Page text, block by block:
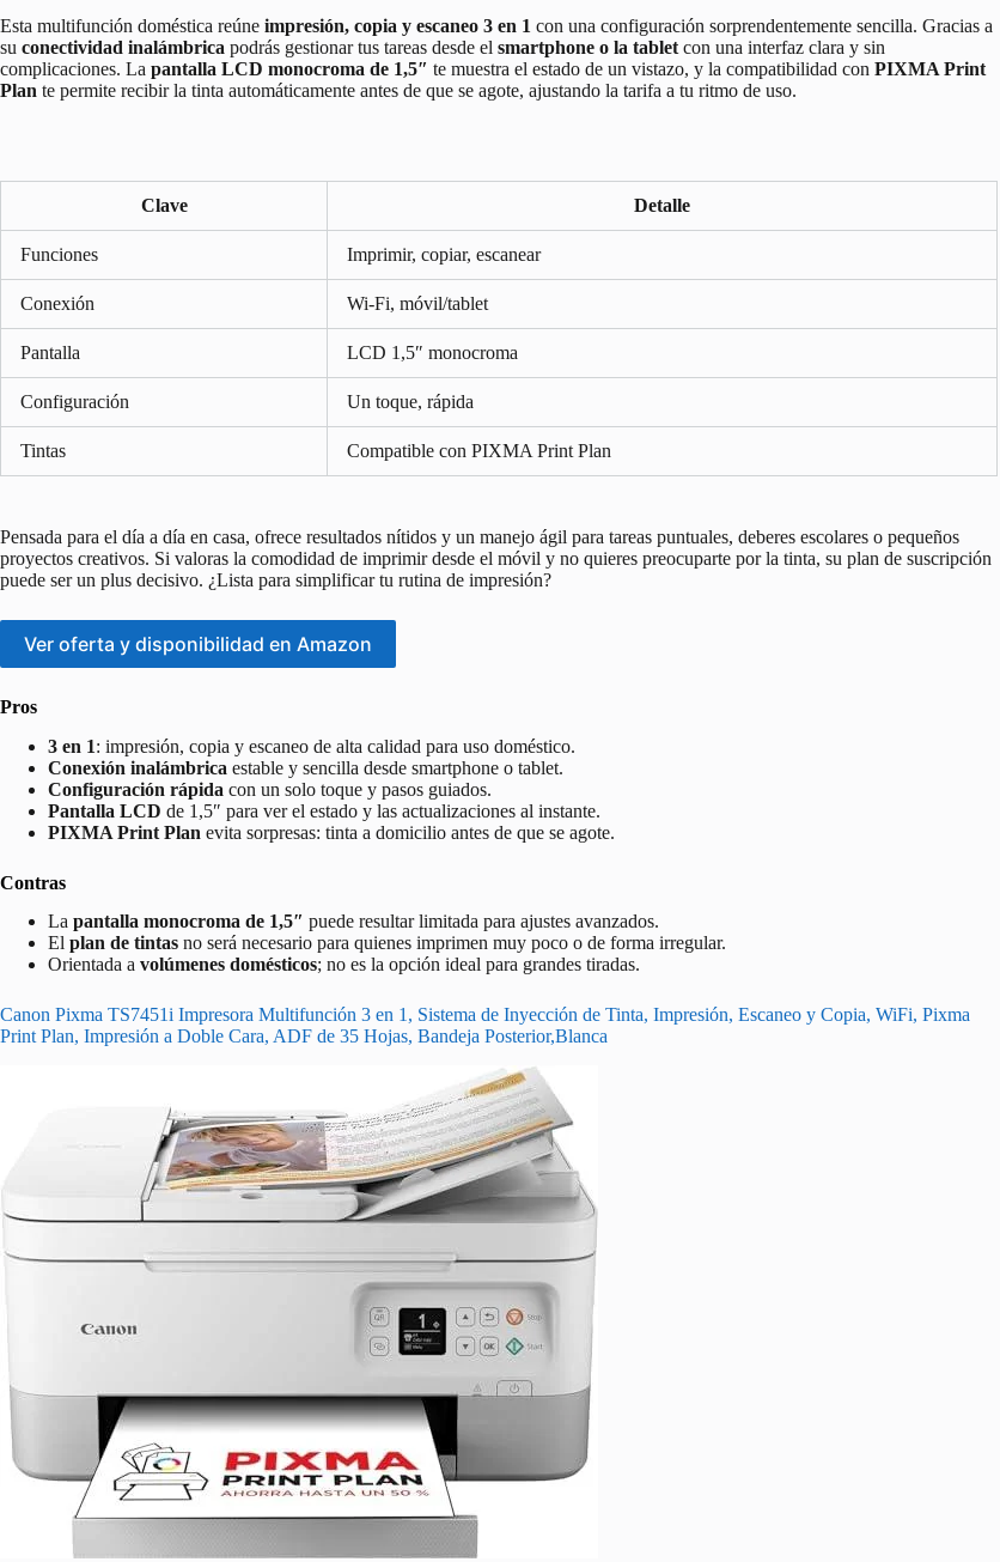
Esta multifunción doméstica reúne impresión, copia y escaneo 3 en 1 con una configuración sorprendentemente sencilla. Gracias a
su conectividad inalámbrica podrás gestionar tus tareas desde el smartphone o la tablet con una interfaz clara y sin
complicaciones. La pantalla LCD monocroma de 1,5″ te muestra el estado de un vistazo, y la compatibilidad con PIXMA Print
Plan te permite recibir la tinta automáticamente antes de que se agote, ajustando la tarifa a tu ritmo de uso.
Clave Detalle
Funciones Imprimir, copiar, escanear
Conexión Wi‑Fi, móvil/tablet
Pantalla LCD 1,5″ monocroma
Configuración Un toque, rápida
Tintas Compatible con PIXMA Print Plan
Pensada para el día a día en casa, ofrece resultados nítidos y un manejo ágil para tareas puntuales, deberes escolares o pequeños
proyectos creativos. Si valoras la comodidad de imprimir desde el móvil y no quieres preocuparte por la tinta, su plan de suscripción
puede ser un plus decisivo. ¿Lista para simplificar tu rutina de impresión?
Ver oferta y disponibilidad en Amazon
Pros
3 en 1: impresión, copia y escaneo de alta calidad para uso doméstico.
Conexión inalámbrica estable y sencilla desde smartphone o tablet.
Configuración rápida con un solo toque y pasos guiados.
Pantalla LCD de 1,5″ para ver el estado y las actualizaciones al instante.
PIXMA Print Plan evita sorpresas: tinta a domicilio antes de que se agote.
Contras
La pantalla monocroma de 1,5″ puede resultar limitada para ajustes avanzados.
El plan de tintas no será necesario para quienes imprimen muy poco o de forma irregular.
Orientada a volúmenes domésticos; no es la opción ideal para grandes tiradas.
Canon Pixma TS7451i Impresora Multifunción 3 en 1, Sistema de Inyección de Tinta, Impresión, Escaneo y Copia, WiFi, Pixma
Print Plan, Impresión a Doble Cara, ADF de 35 Hojas, Bandeja Posterior,Blanca